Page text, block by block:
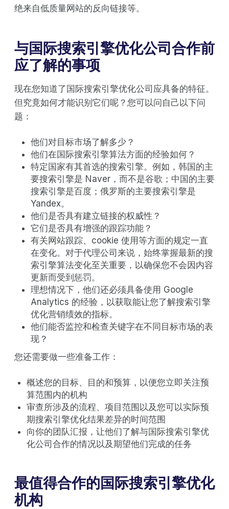
绝来自低质量网站的反向链接等。
与国际搜索引擎优化公司合作前
应了解的事项
现在您知道了国际搜索引擎优化公司应具备的特征。
但究竟如何才能识别它们呢？您可以问自己以下问
题：
他们对目标市场了解多少？
他们在国际搜索引擎算法方面的经验如何？
特定国家有其首选的搜索引擎。例如，韩国的主
要搜索引擎是 Naver，而不是谷歌；中国的主要
搜索引擎是百度；俄罗斯的主要搜索引擎是
Yandex。
他们是否具有建立链接的权威性？
它们是否具有增强的跟踪功能？
有关网站跟踪、cookie 使用等方面的规定一直
在变化。对于代理公司来说，始终掌握最新的搜
索引擎算法变化至关重要，以确保您不会因内容
更新而受到惩罚。
理想情况下，他们还必须具备使用 Google
Analytics 的经验，以获取能让您了解搜索引擎
优化营销绩效的指标。
他们能否监控和检查关键字在不同目标市场的表
现？
您还需要做一些准备工作：
概述您的目标、目的和预算，以便您立即关注预
算范围内的机构
审查所涉及的流程、项目范围以及您可以实际预
期搜索引擎优化结果差异的时间范围
向你的团队汇报，让他们了解与国际搜索引擎优
化公司合作的情况以及期望他们完成的任务
最值得合作的国际搜索引擎优化
机构